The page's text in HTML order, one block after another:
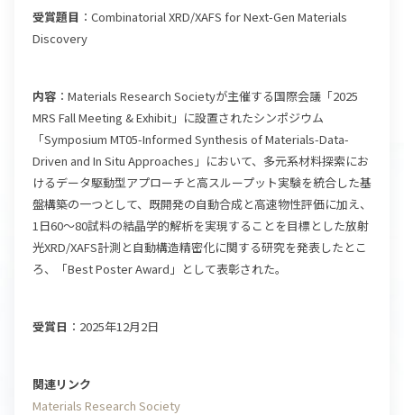
受賞題目 ：Combinatorial XRD/XAFS for Next-Gen Materials
Discovery
内容 ：Materials Research Societyが主催する国際会議「2025
MRS Fall Meeting & Exhibit」に設置されたシンポジウム
「Symposium MT05-Informed Synthesis of Materials-Data-
Driven and In Situ Approaches」において、多元系材料探索にお
けるデータ駆動型アプローチと高スループット実験を統合した基
盤構築の一つとして、既開発の自動合成と高速物性評価に加え、
1日60〜80試料の結晶学的解析を実現することを目標とした放射
光XRD/XAFS計測と自動構造精密化に関する研究を発表したとこ
ろ、「Best Poster Award」として表彰された。
受賞日 ：2025年12月2日
関連リンク
Materials Research Society